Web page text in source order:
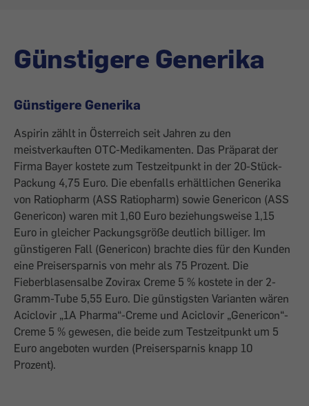
Günstigere Generika
Günstigere Generika
Aspirin zählt in Österreich seit Jahren zu den
meistverkauften OTC-Medikamenten. Das Präparat der
Firma Bayer kostete zum Testzeitpunkt in der 20-Stück-
Packung 4,75 Euro. Die ebenfalls erhältlichen Generika
von Ratiopharm (ASS Ratiopharm) sowie Genericon (ASS
Genericon) waren mit 1,60 Euro beziehungsweise 1,15
Euro in gleicher Packungsgröße deutlich billiger. Im
günstigeren Fall (Genericon) brachte dies für den Kunden
eine Preisersparnis von mehr als 75 Prozent. Die
Fieberblasensalbe Zovirax Creme 5 % kostete in der 2-
Gramm-Tube 5,55 Euro. Die günstigsten Varianten wären
Aciclovir „1A Pharma“-Creme und Aciclovir „Genericon“-
Creme 5 % gewesen, die beide zum Testzeitpunkt um 5
Euro angeboten wurden (Preisersparnis knapp 10
Prozent).